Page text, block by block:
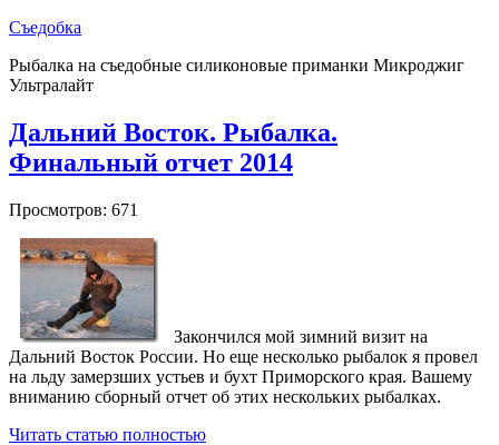
Съедобка
Рыбалка на съедобные силиконовые приманки Микроджиг
Ультралайт
Дальний Восток. Рыбалка.
Финальный отчет 2014
Просмотров: 671
Закончился мой зимний визит на
Дальний Восток России. Но еще несколько рыбалок я провел
на льду замерзших устьев и бухт Приморского края. Вашему
вниманию сборный отчет об этих нескольких рыбалках.
Читать статью полностью